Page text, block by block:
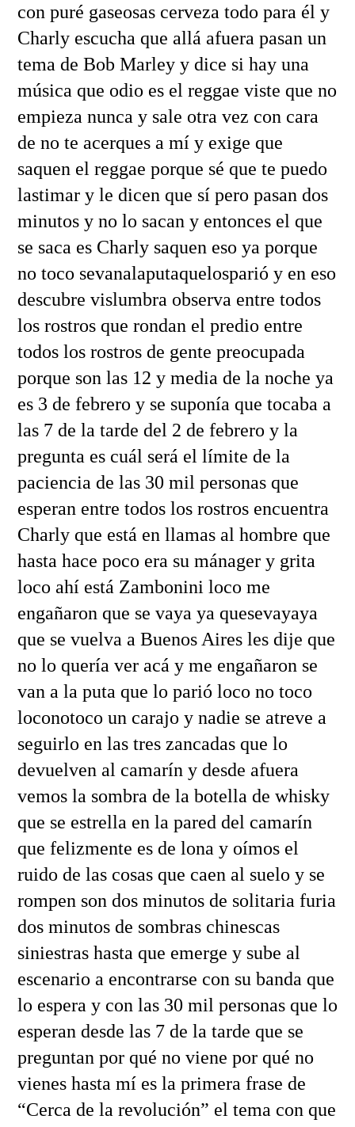
con puré gaseosas cerveza todo para él y
Charly escucha que allá afuera pasan un
tema de Bob Marley y dice si hay una
música que odio es el reggae viste que no
empieza nunca y sale otra vez con cara
de no te acerques a mí y exige que
saquen el reggae porque sé que te puedo
lastimar y le dicen que sí pero pasan dos
minutos y no lo sacan y entonces el que
se saca es Charly saquen eso ya porque
no toco sevanalaputaquelosparió y en eso
descubre vislumbra observa entre todos
los rostros que rondan el predio entre
todos los rostros de gente preocupada
porque son las 12 y media de la noche ya
es 3 de febrero y se suponía que tocaba a
las 7 de la tarde del 2 de febrero y la
pregunta es cuál será el límite de la
paciencia de las 30 mil personas que
esperan entre todos los rostros encuentra
Charly que está en llamas al hombre que
hasta hace poco era su mánager y grita
loco ahí está Zambonini loco me
engañaron que se vaya ya quesevayaya
que se vuelva a Buenos Aires les dije que
no lo quería ver acá y me engañaron se
van a la puta que lo parió loco no toco
loconotoco un carajo y nadie se atreve a
seguirlo en las tres zancadas que lo
devuelven al camarín y desde afuera
vemos la sombra de la botella de whisky
que se estrella en la pared del camarín
que felizmente es de lona y oímos el
ruido de las cosas que caen al suelo y se
rompen son dos minutos de solitaria furia
dos minutos de sombras chinescas
siniestras hasta que emerge y sube al
escenario a encontrarse con su banda que
lo espera y con las 30 mil personas que lo
esperan desde las 7 de la tarde que se
preguntan por qué no viene por qué no
vienes hasta mí es la primera frase de
“Cerca de la revolución” el tema con que